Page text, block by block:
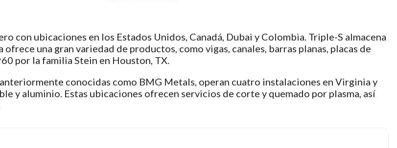
con ubicaciones en los Estados Unidos, Canadá, Dubai y Colombia. Triple-S almacena
una gran variedad de productos, como vigas, canales, barras planas, placas de
por la familia Stein en Houston, TX.
conocidas como BMG Metals, operan cuatro instalaciones en Virginia y
y aluminio. Estas ubicaciones ofrecen servicios de corte y quemado por plasma, así